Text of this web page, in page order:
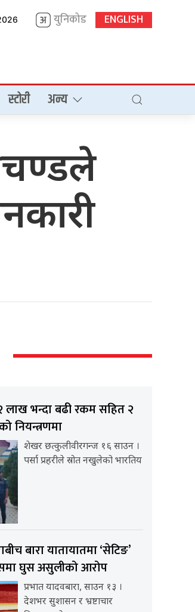
युनिकोड ENGLISH
स्टोरी अन्य
लाख भन्दा बढी रकम सहित २
नियन्त्रणमा
शेखर छत्कुलीवीरगन्ज १६ साउन ।
पर्सा प्रहरीले स्रोत नखुलेको भारतिय
बारा यातायातमा ‘सेटिङ’
घुस असुलीको आरोप
प्रभात यादवबारा, साउन १३ ।
देशभर सुशासन र भ्रष्टाचार